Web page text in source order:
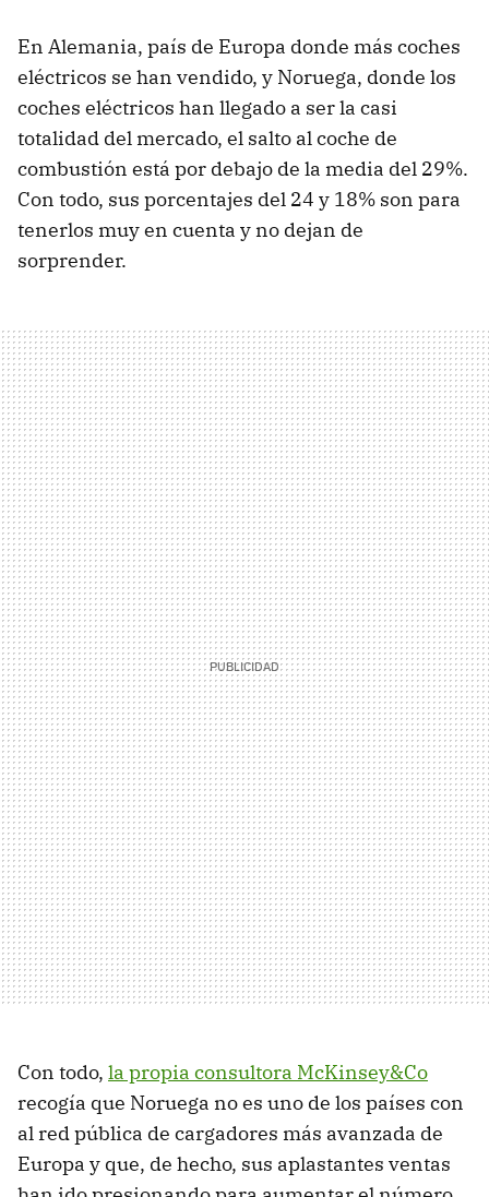
En Alemania, país de Europa donde más coches
eléctricos se han vendido, y Noruega, donde los
coches eléctricos han llegado a ser la casi
totalidad del mercado, el salto al coche de
combustión está por debajo de la media del 29%.
Con todo, sus porcentajes del 24 y 18% son para
tenerlos muy en cuenta y no dejan de
sorprender.
Con todo, la propia consultora McKinsey&Co
recogía que Noruega no es uno de los países con
al red pública de cargadores más avanzada de
Europa y que, de hecho, sus aplastantes ventas